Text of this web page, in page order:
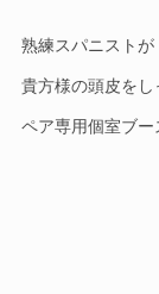
熟練スパニストが
貴方様の頭皮をし
ペア専用個室ブー